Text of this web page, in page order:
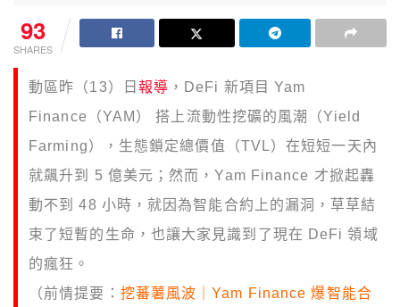
93
SHARES
動區昨（13）日 報導 ，DeFi 新項目 Yam
Finance（YAM） 搭上流動性挖礦的風潮（Yield
Farming），生態鎖定總價值（TVL）在短短一天內
就飆升到 5 億美元；然而，Yam Finance 才掀起轟
動不到 48 小時，就因為智能合約上的漏洞，草草結
束了短暫的生命，也讓大家見識到了現在 DeFi 領域
的瘋狂。
（前情提要： 挖蕃薯風波｜Yam Finance 爆智能合